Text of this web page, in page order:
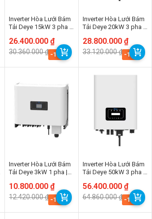
Inverter Hòa Lưới Bám
Tải Deye 15kW 3 pha |
30.360.000₫
Giá
gốc
là:
30.360.000 ₫.
26.400.000₫
Giá
hiện
tại
26.400.000 ₫.
-13%
Inverter Hòa Lưới Bám
Tải Deye 20kW 3 pha |
33.120.000₫
Giá
gốc
là:
33.120.000 ₫.
28.800.000 ₫
Giá
hiện
tại
28.800.000 ₫.
-13%
Inverter Hòa Lưới Bám
Tải Deye 3kW 1 pha |
AM1
12.420.000₫
Giá
gốc
là:
12.420.000 ₫.
10.800.000₫
Giá
hiện
tại
10.800.000 ₫.
-13%
Inverter Hòa Lưới Bám
Tải Deye 50kW 3 pha |
64.860.000₫
Giá
gốc
là:
64.860.000 ₫.
56.400.000 ₫
Giá
hiện
tại
56.400.000 ₫.
-13%